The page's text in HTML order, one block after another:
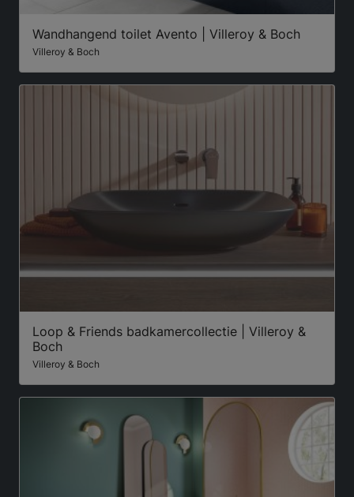
Wandhangend toilet Avento | Villeroy & Boch
Villeroy & Boch
Loop & Friends badkamercollectie | Villeroy &
Boch
Villeroy & Boch